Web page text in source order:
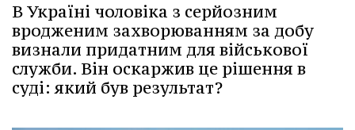
В Україні чоловіка з серйозним
вродженим захворюванням за добу
визнали придатним для військової
служби. Він оскаржив це рішення в
суді: який був результат?